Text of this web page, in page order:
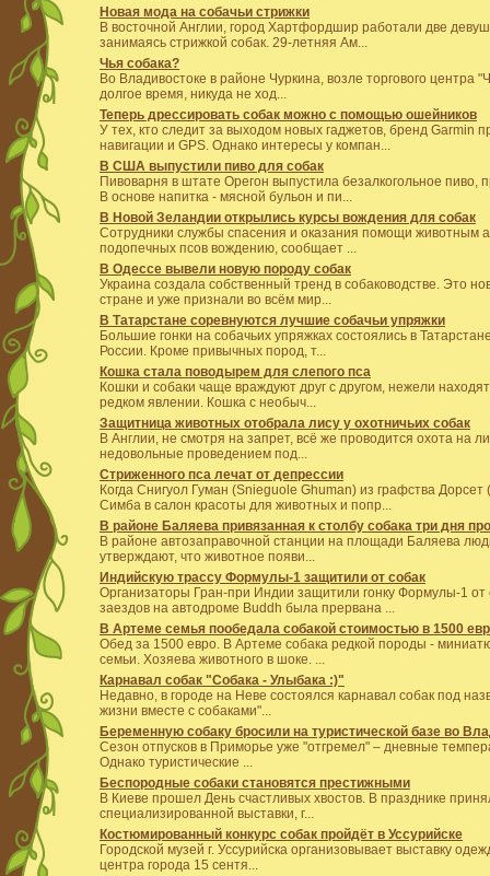
Новая мода на собачьи стрижки
В восточной Англии, город Хартфордшир работали две
занимаясь стрижкой собак. 29-летняя Ам...
Чья собака?
Во Владивостоке в районе Чуркина, возле торгового
долгое время, никуда не ход...
Теперь дрессировать собак можно с помощью ошейников
У тех, кто следит за выходом новых гаджетов, бренд Garmin
навигации и GPS. Однако интересы у компан...
В США выпустили пиво для собак
Пивоварня в штате Орегон выпустила безалкогольное
В основе напитка - мясной бульон и пи...
В Новой Зеландии открылись курсы вождения для собак
Сотрудники службы спасения и оказания помощи животным
подопечных псов вождению, сообщает ...
В Одессе вывели новую породу собак
Украина создала собственный тренд в собаководстве. Это
стране и уже признали во всём мир...
В Татарстане соревнуются лучшие собачьи упряжки
Большие гонки на собачьих упряжках состоялись в
России. Кроме привычных пород, т...
Кошка стала поводырем для слепого пса
Кошки и собаки чаще враждуют друг с другом, нежели
редком явлении. Кошка с необыч...
Защитница животных отобрала лису у охотничьих собак
В Англии, не смотря на запрет, всё же проводится охота на
недовольные проведением под...
Стриженного пса лечат от депрессии
Когда Снигуол Гуман (Snieguole Ghuman) из графства
Симба в салон красоты для животных и попр...
В районе Баляева привязанная к столбу собака три дня
В районе автозаправочной станции на площади Баляева
утверждают, что животное появи...
Индийскую трассу Формулы-1 защитили от собак
Организаторы Гран-при Индии защитили гонку Формулы-1
заездов на автодроме Buddh была прервана ...
В Артеме семья пообедала собакой стоимостью в 1500
Обед за 1500 евро. В Артеме собака редкой породы -
семьи. Хозяева животного в шоке. ...
Карнавал собак "Собака - Улыбака :)"
Недавно, в городе на Неве состоялся карнавал собак под
жизни вместе с собаками"...
Беременную собаку бросили на туристической базе во
Сезон отпусков в Приморье уже "отгремел" – дневные
Однако туристические ...
Беспородные собаки становятся престижными
В Киеве прошел День счастливых хвостов. В празднике
специализированной выставки, г...
Костюмированный конкурс собак пройдёт в Уссурийске
Городской музей г. Уссурийска организовывает выставку
центра города 15 сентя...